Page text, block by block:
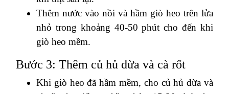
Thêm nước vào nồi và hầm giò heo trên lửa
nhỏ trong khoảng 40-50 phút cho đến khi
giò heo mềm.
Bước 3: Thêm củ hủ dừa và cà rốt
Khi giò heo đã hầm mềm, cho củ hủ dừa và